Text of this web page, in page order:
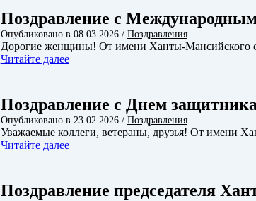
Поздравление с
Опубликовано в 08.03.2026/ Поздравления
Дорогие женщины! От имени Ханты-Мансийского
Читайте далее
Поздравление с Днем
Опубликовано в 23.02.2026/ Поздравления
Уважаемые коллеги, ветераны, друзья! От имени
Читайте далее
Поздравление председателя